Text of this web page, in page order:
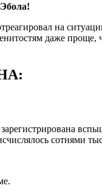
на
даже
сотнями